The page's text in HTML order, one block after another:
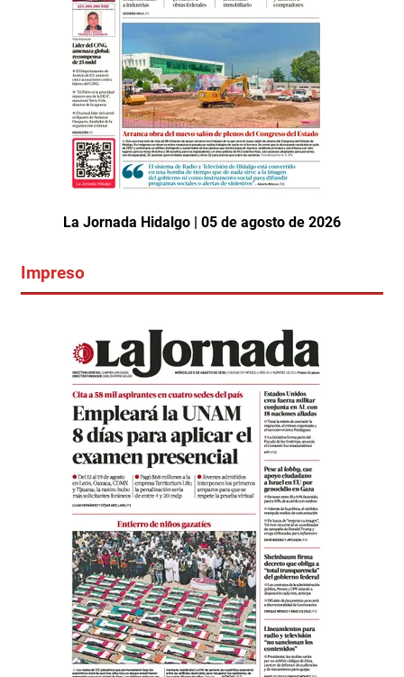
La Jornada Hidalgo | 05 de agosto de 2026
Impreso